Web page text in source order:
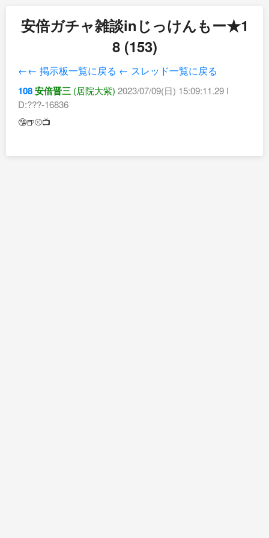
安倍ガチャ雑談inじっけんもー★1
8 (153)
←← 掲示板一覧に戻る ← スレッド一覧に戻る
108安倍晋三 (居院大紫) 2023/07/09(日) 15:09:11.29 I
D:???-16836
🤥🍺⚾📺